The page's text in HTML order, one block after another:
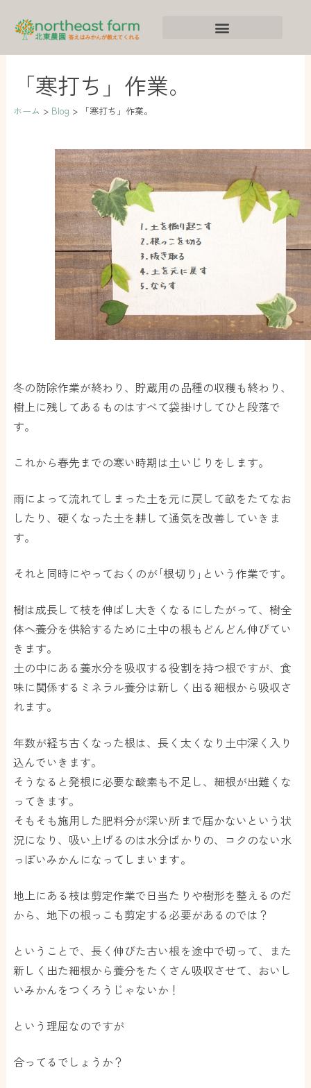
「寒打ち」作業。
ホーム Blog 「寒打ち」作業。
冬の防除作業が終わり、貯蔵用の品種の収穫も終わり、
樹上に残してあるものはすべて袋掛けしてひと段落で
す。
これから春先までの寒い時期は土いじりをします。
雨によって流れてしまった土を元に戻して畝をたてなお
したり、硬くなった土を耕して通気を改善していきま
す。
それと同時にやっておくのが｢根切り｣という作業です。
樹は成長して枝を伸ばし大きくなるにしたがって、樹全
体へ養分を供給するために土中の根もどんどん伸びてい
きます。
土の中にある養水分を吸収する役割を持つ根ですが、食
味に関係するミネラル養分は新しく出る細根から吸収さ
れます。
年数が経ち古くなった根は、長く太くなり土中深く入り
込んでいきます。
そうなると発根に必要な酸素も不足し、細根が出難くな
ってきます。
そもそも施用した肥料分が深い所まで届かないという状
況になり、吸い上げるのは水分ばかりの、コクのない水
っぽいみかんになってしまいます。
地上にある枝は剪定作業で日当たりや樹形を整えるのだ
から、地下の根っこも剪定する必要があるのでは？
ということで、長く伸びた古い根を途中で切って、また
新しく出た細根から養分をたくさん吸収させて、おいし
いみかんをつくろうじゃないか！
という理屈なのですが
合ってるでしょうか？
ー
カ
テ
ゴ